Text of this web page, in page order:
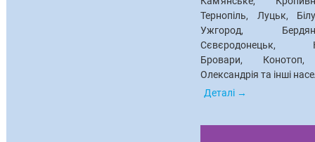
Тернопіль, Луцьк,
Ужгород,
Сєвєродонецьк,
Бровари,
Олександрія та інші
Деталі